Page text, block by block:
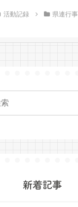
活動記録 県連行事
新着記事